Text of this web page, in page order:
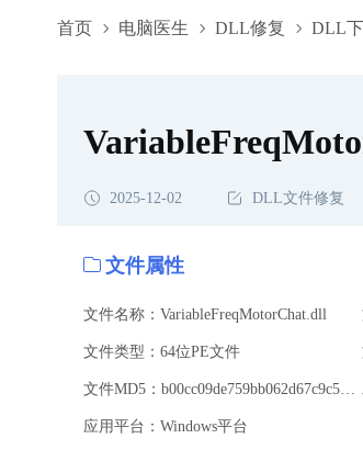
首页 电脑医生 DLL修复 DLL
2025-12-02 DLL文件修复
文件属性
文件名称：VariableFreqMotorChat.dll
文件类型：64位PE文件
应用平台：Windows平台